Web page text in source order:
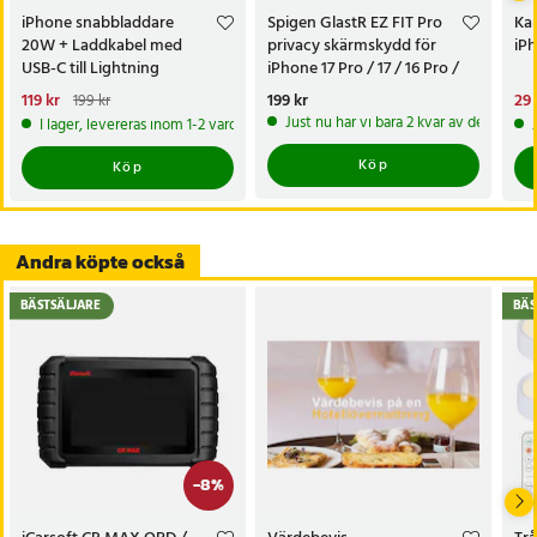
iPhone snabbladdare
20W + Laddkabel med
USB-C till Lightning
Nuvarande pris
119 krTidigare pris:199 kr
119 kr 199 kr
I lager, levereras inom 1-2 vardagar
Köp
Spigen GlastR EZ FIT Pro
privacy skärmskydd för
iPhone 17 Pro / 17 / 16 Pro /
härdat glas / insynsskydd
Pris:199 kr
199 kr
Just nu har vi bara 2 kvar av denna
Köp
29
29
Andra köpte också
-8%
BÄSTSÄLJARE